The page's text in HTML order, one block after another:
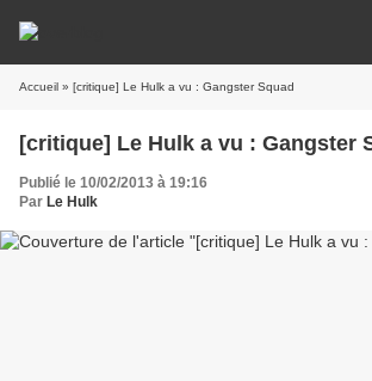
Accueil » [critique] Le Hulk a vu : Gangster Squad
[critique] Le Hulk a vu : Gangster
Publié le 10/02/2013 à 19:16
Par Le Hulk